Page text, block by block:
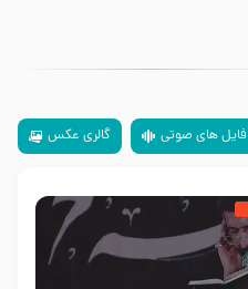
فایل های صوتی گالری عکس